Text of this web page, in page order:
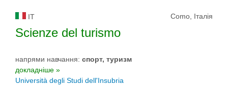
IT Como, Італія
Scienze del turismo
напрями навчання: спорт, туризм
докладніше »
Università degli Studi dell'Insubria